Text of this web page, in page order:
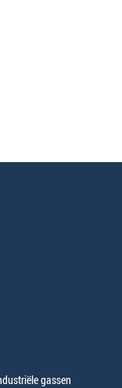
gassen